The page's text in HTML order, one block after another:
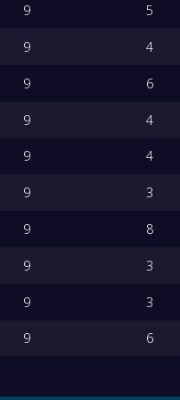
9 5
9 4
9 6
9 4
9 4
9 3
9 8
9 3
9 3
9 6